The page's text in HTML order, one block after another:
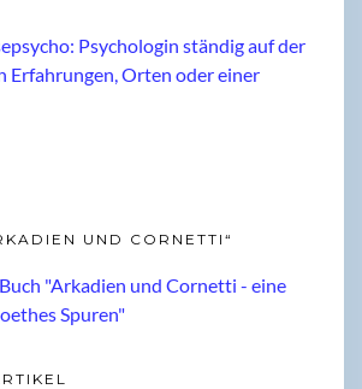
UND CORNETTI“